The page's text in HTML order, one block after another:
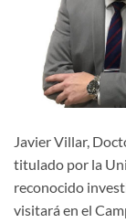
Javier Villar,
titulado por la
reconocido
visitará en el